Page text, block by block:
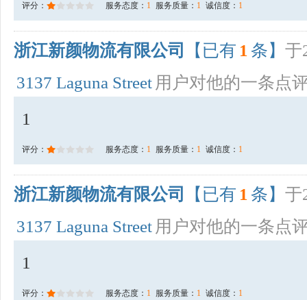
评分： 服务态度： 1 服务质量： 1 诚信度： 1
浙江新颜物流有限公司 【已有 1 条】 于
3137 Laguna Street 用户对他的一条点
1
评分： 服务态度： 1 服务质量： 1 诚信度： 1
浙江新颜物流有限公司 【已有 1 条】 于
3137 Laguna Street 用户对他的一条点
1
评分： 服务态度： 1 服务质量： 1 诚信度： 1